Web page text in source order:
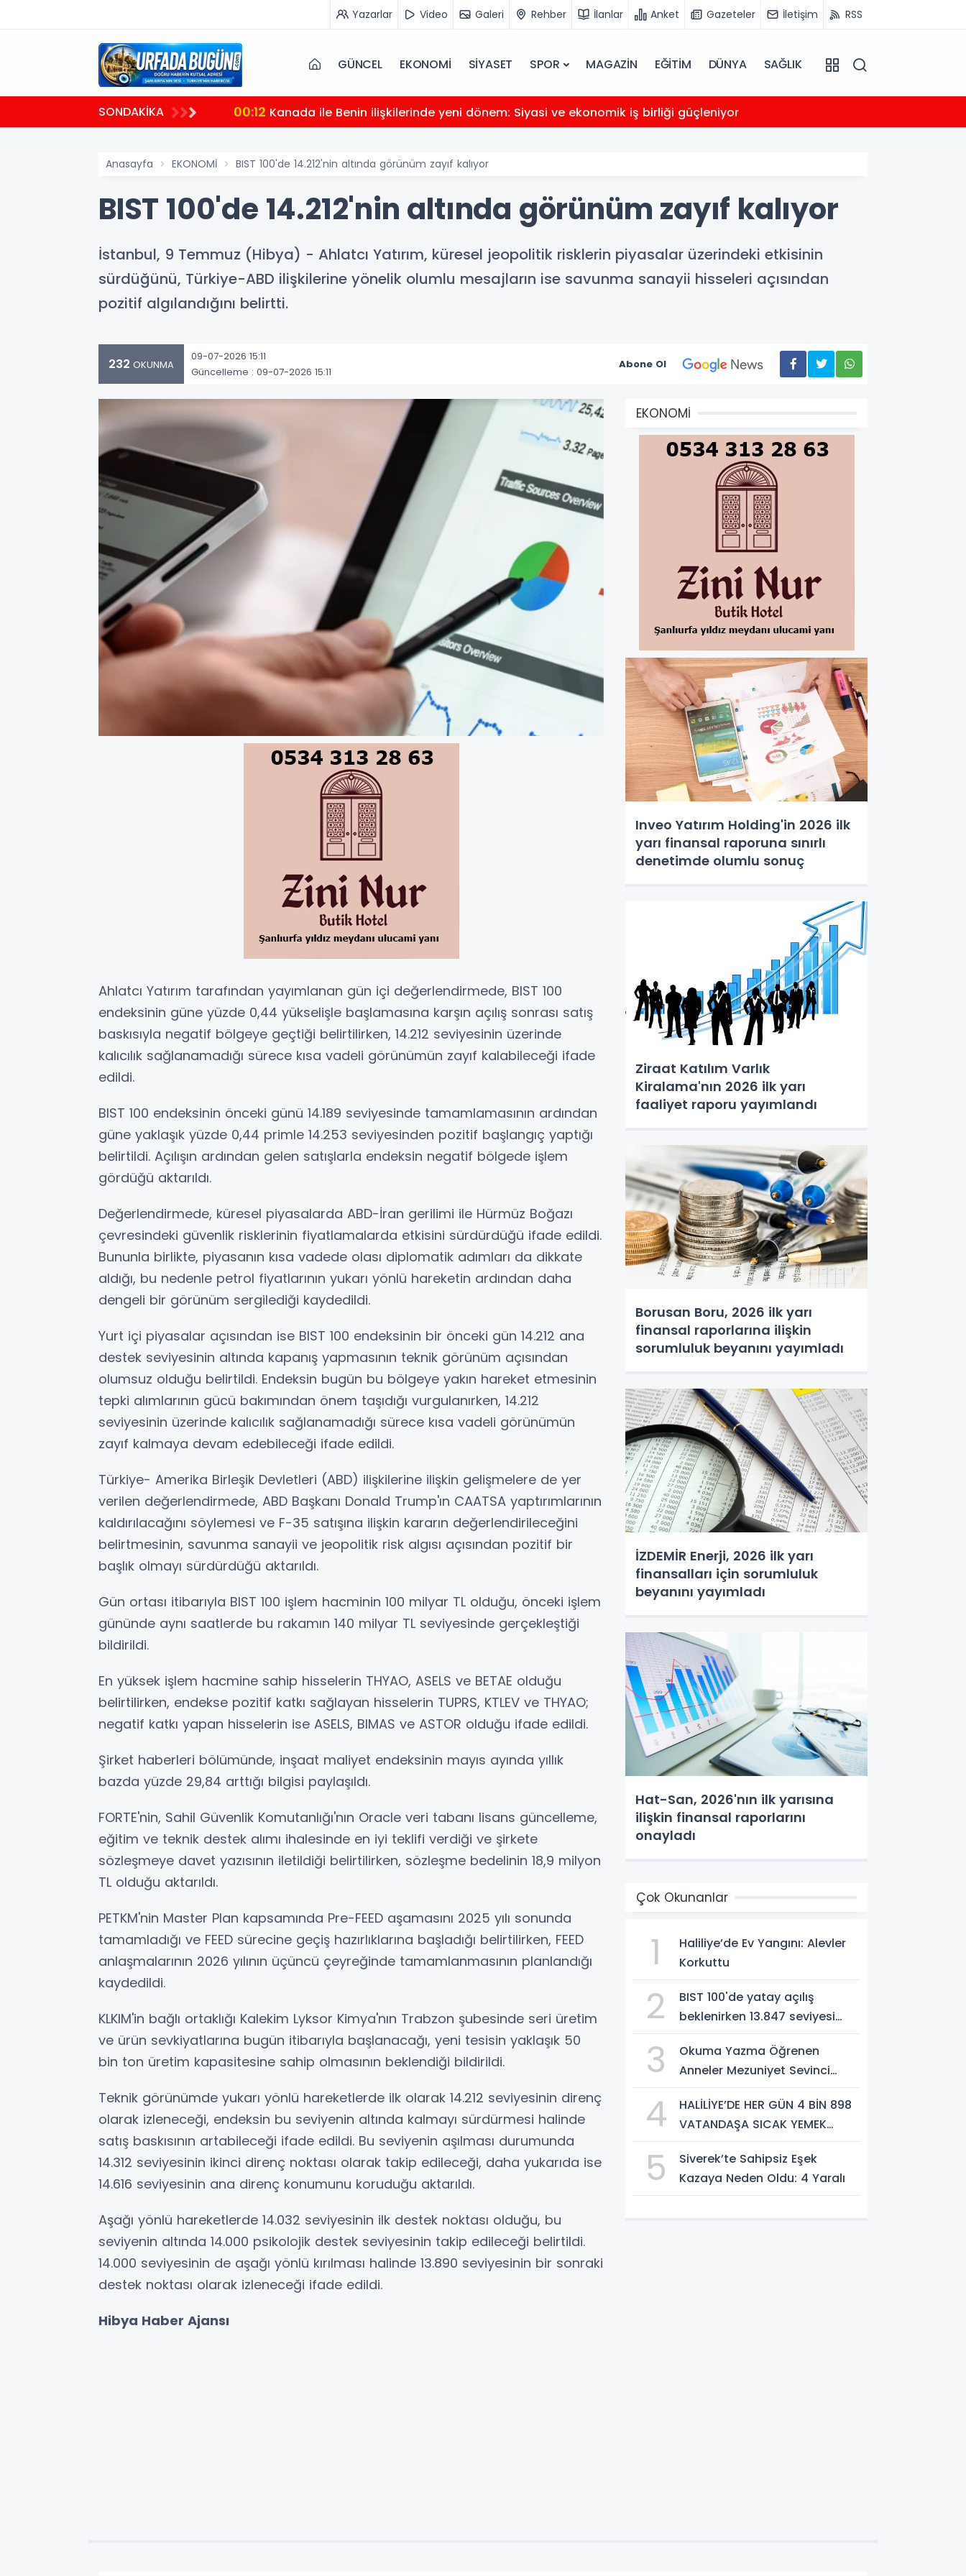
Yazarlar Video Galeri Rehber İlanlar Anket Gazeteler İletişim RSS
GÜNCEL EKONOMİ SİYASET SPOR MAGAZİN EĞİTİM DÜNYA SAĞLIK
SONDAKİKA 00:12 Kanada ile Benin ilişkilerinde yeni dönem: Siyasi ve ekonomik iş birliği güçleniyor
Anasayfa EKONOMİ BIST 100'de 14.212'nin altında görünüm zayıf kalıyor
BIST 100'de 14.212'nin altında görünüm zayıf kalıyor
İstanbul, 9 Temmuz (Hibya) - Ahlatcı Yatırım, küresel jeopolitik risklerin piyasalar üzerindeki etkisinin
sürdüğünü, Türkiye-ABD ilişkilerine yönelik olumlu mesajların ise savunma sanayii hisseleri açısından
pozitif algılandığını belirtti.
232 OKUNMA
09-07-2026 15:11
Güncelleme : 09-07-2026 15:11
Abone Ol
Ahlatcı Yatırım tarafından yayımlanan gün içi değerlendirmede, BIST 100
endeksinin güne yüzde 0,44 yükselişle başlamasına karşın açılış sonrası satış
baskısıyla negatif bölgeye geçtiği belirtilirken, 14.212 seviyesinin üzerinde
kalıcılık sağlanamadığı sürece kısa vadeli görünümün zayıf kalabileceği ifade
edildi.
BIST 100 endeksinin önceki günü 14.189 seviyesinde tamamlamasının ardından
güne yaklaşık yüzde 0,44 primle 14.253 seviyesinden pozitif başlangıç yaptığı
belirtildi. Açılışın ardından gelen satışlarla endeksin negatif bölgede işlem
gördüğü aktarıldı.
Değerlendirmede, küresel piyasalarda ABD-İran gerilimi ile Hürmüz Boğazı
çevresindeki güvenlik risklerinin fiyatlamalarda etkisini sürdürdüğü ifade edildi.
Bununla birlikte, piyasanın kısa vadede olası diplomatik adımları da dikkate
aldığı, bu nedenle petrol fiyatlarının yukarı yönlü hareketin ardından daha
dengeli bir görünüm sergilediği kaydedildi.
Yurt içi piyasalar açısından ise BIST 100 endeksinin bir önceki gün 14.212 ana
destek seviyesinin altında kapanış yapmasının teknik görünüm açısından
olumsuz olduğu belirtildi. Endeksin bugün bu bölgeye yakın hareket etmesinin
tepki alımlarının gücü bakımından önem taşıdığı vurgulanırken, 14.212
seviyesinin üzerinde kalıcılık sağlanamadığı sürece kısa vadeli görünümün
zayıf kalmaya devam edebileceği ifade edildi.
Türkiye- Amerika Birleşik Devletleri (ABD) ilişkilerine ilişkin gelişmelere de yer
verilen değerlendirmede, ABD Başkanı Donald Trump'ın CAATSA yaptırımlarının
kaldırılacağını söylemesi ve F-35 satışına ilişkin kararın değerlendirileceğini
belirtmesinin, savunma sanayii ve jeopolitik risk algısı açısından pozitif bir
başlık olmayı sürdürdüğü aktarıldı.
Gün ortası itibarıyla BIST 100 işlem hacminin 100 milyar TL olduğu, önceki işlem
gününde aynı saatlerde bu rakamın 140 milyar TL seviyesinde gerçekleştiği
bildirildi.
En yüksek işlem hacmine sahip hisselerin THYAO, ASELS ve BETAE olduğu
belirtilirken, endekse pozitif katkı sağlayan hisselerin TUPRS, KTLEV ve THYAO;
negatif katkı yapan hisselerin ise ASELS, BIMAS ve ASTOR olduğu ifade edildi.
Şirket haberleri bölümünde, inşaat maliyet endeksinin mayıs ayında yıllık
bazda yüzde 29,84 arttığı bilgisi paylaşıldı.
FORTE'nin, Sahil Güvenlik Komutanlığı'nın Oracle veri tabanı lisans güncelleme,
eğitim ve teknik destek alımı ihalesinde en iyi teklifi verdiği ve şirkete
sözleşmeye davet yazısının iletildiği belirtilirken, sözleşme bedelinin 18,9 milyon
TL olduğu aktarıldı.
PETKM'nin Master Plan kapsamında Pre-FEED aşamasını 2025 yılı sonunda
tamamladığı ve FEED sürecine geçiş hazırlıklarına başladığı belirtilirken, FEED
anlaşmalarının 2026 yılının üçüncü çeyreğinde tamamlanmasının planlandığı
kaydedildi.
KLKIM'in bağlı ortaklığı Kalekim Lyksor Kimya'nın Trabzon şubesinde seri üretim
ve ürün sevkiyatlarına bugün itibarıyla başlanacağı, yeni tesisin yaklaşık 50
bin ton üretim kapasitesine sahip olmasının beklendiği bildirildi.
Teknik görünümde yukarı yönlü hareketlerde ilk olarak 14.212 seviyesinin direnç
olarak izleneceği, endeksin bu seviyenin altında kalmayı sürdürmesi halinde
satış baskısının artabileceği ifade edildi. Bu seviyenin aşılması durumunda
14.312 seviyesinin ikinci direnç noktası olarak takip edileceği, daha yukarıda ise
14.616 seviyesinin ana direnç konumunu koruduğu aktarıldı.
Aşağı yönlü hareketlerde 14.032 seviyesinin ilk destek noktası olduğu, bu
seviyenin altında 14.000 psikolojik destek seviyesinin takip edileceği belirtildi.
14.000 seviyesinin de aşağı yönlü kırılması halinde 13.890 seviyesinin bir sonraki
destek noktası olarak izleneceği ifade edildi.
Hibya Haber Ajansı
EKONOMİ
Inveo Yatırım Holding'in 2026 ilk
yarı finansal raporuna sınırlı
denetimde olumlu sonuç
Ziraat Katılım Varlık
Kiralama'nın 2026 ilk yarı
faaliyet raporu yayımlandı
Borusan Boru, 2026 ilk yarı
finansal raporlarına ilişkin
sorumluluk beyanını yayımladı
İZDEMİR Enerji, 2026 ilk yarı
finansalları için sorumluluk
beyanını yayımladı
Hat-San, 2026'nın ilk yarısına
ilişkin finansal raporlarını
onayladı
Çok Okunanlar
1
Haliliye’de Ev Yangını: Alevler
Korkuttu
2
BIST 100'de yatay açılış
beklenirken 13.847 seviyesi
3
Okuma Yazma Öğrenen
Anneler Mezuniyet Sevinci
4
HALİLİYE’DE HER GÜN 4 BİN 898
VATANDAŞA SICAK YEMEK
5
Siverek’te Sahipsiz Eşek
Kazaya Neden Oldu: 4 Yaralı